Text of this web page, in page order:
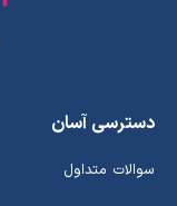
دسترسی آسان
سوالات متداول